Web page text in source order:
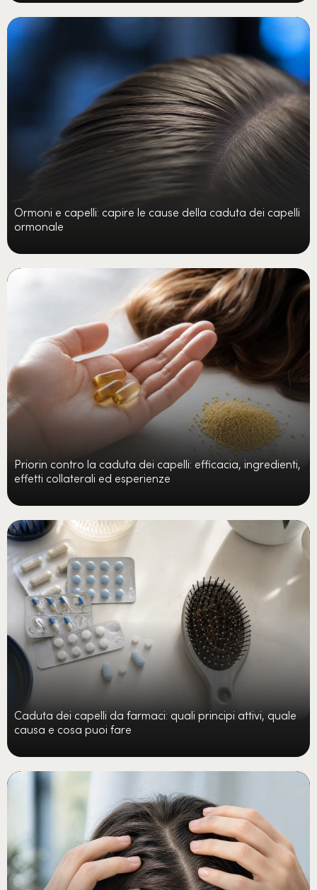
Ormoni e capelli: capire le cause della caduta dei capelli
ormonale
Priorin contro la caduta dei capelli: efficacia, ingredienti,
effetti collaterali ed esperienze
Caduta dei capelli da farmaci: quali principi attivi, quale
causa e cosa puoi fare